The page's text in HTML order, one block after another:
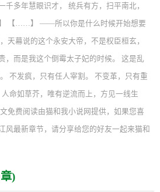
千多年慧眼识才， 统兵有方，扫平南北，
【……】 ——所以你是什么时候开始想要
幕说的这个永安大帝，不是权臣桓玄，
，而是我这个倒霉太子妃的时候。 这是乱
不发疯，只有任人宰割。 不变革，只有重
命如草芥，唯有逆流而上，方见一线生
免费阅读由猫和我小说网提供，如果您喜
风最新章节，请分享给您的好友一起来猫和
)